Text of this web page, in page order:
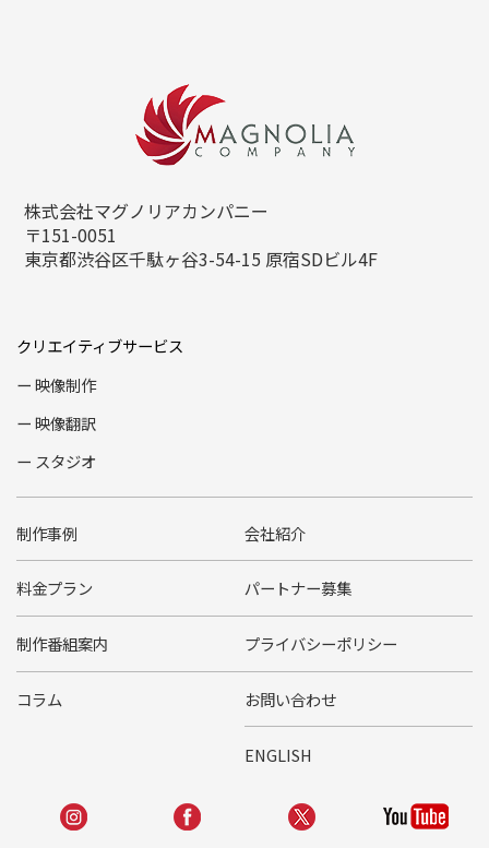
株式会社マグノリアカンパニー
〒151-0051
東京都渋谷区千駄ヶ谷3-54-15 原宿SDビル4F
クリエイティブサービス
映像制作
映像翻訳
スタジオ
制作事例
料金プラン
制作番組案内
コラム
会社紹介
パートナー募集
プライバシーポリシー
お問い合わせ
ENGLISH